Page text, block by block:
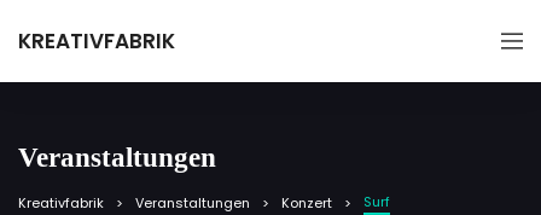
KREATIVFABRIK
Veranstaltungen
Kreativfabrik Veranstaltungen Konzert Surf